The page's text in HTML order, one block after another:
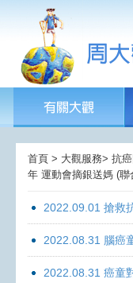
首頁 > 大觀服務> 抗
年 運動會摘銀送媽 (聯
2022.09.01 搶救
2022.08.31 腦癌
2022.08.31 癌童